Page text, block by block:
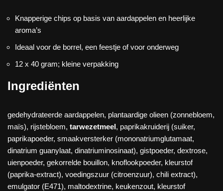
Knapperige chips op basis van aardappelen en heerlijke
aroma’s
Ideaal voor de borrel, een feestje of voor onderweg
12 x 40 gram; kleine verpakking
Ingrediënten
gedehydrateerde aardappelen, plantaardige olieen (zonnebloem,
maïs), rijstebloem, tarwezetmeel, paprikakruiderij (suiker,
paprikapoeder, smaakversterker (mononatriumglutamaat,
dinatrium guanylaat, dinatriuminosinaat), gistpoeder, dextrose,
uienpoeder, gekorrelde bouillon, knoflookpoeder, kleurstof
(paprika-extract), voedingszuur (citroenzuur), chili extract),
emulgator (E471), maltodextrine, keukenzout, kleurstof